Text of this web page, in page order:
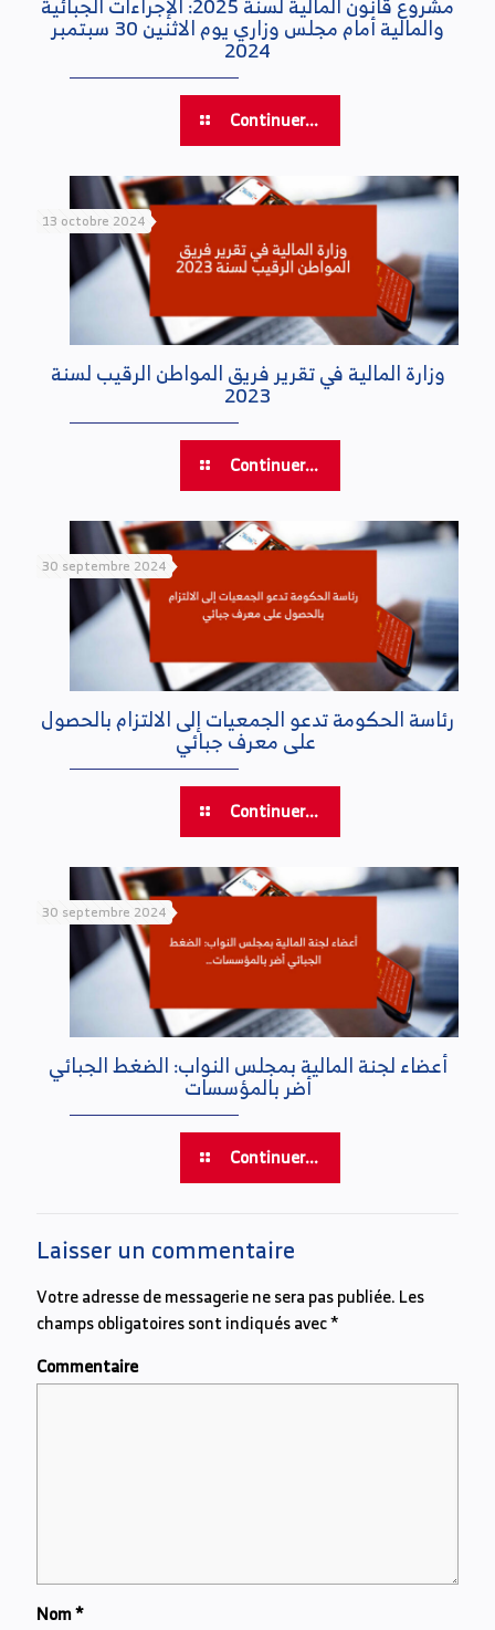
والمالية أمام مجلس وزاري يوم الاثنين 30 سبتمبر
2024
Continuer...
13 octobre 2024
وزارة المالية في تقرير فريق المواطن الرقيب لسنة
2023
Continuer...
30 septembre 2024
رئاسة الحكومة تدعو الجمعيات إلى الالتزام بالحصول
Continuer...
30 septembre 2024
أعضاء لجنة المالية بمجلس النواب: الضغط الجبائي
أضر بالمؤسسات
Continuer...
Laisser un commentaire
Votre adresse de messagerie ne sera pas publiée.Les
champs obligatoires sont indiqués avec*
Commentaire
Nom*